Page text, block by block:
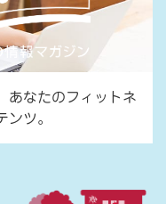
あなたのフィットネ
ンツ。